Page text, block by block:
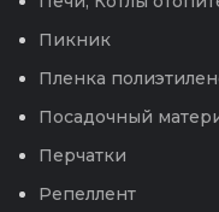
Пикник
Пленка
Посадочный
Перчатки
Репеллент